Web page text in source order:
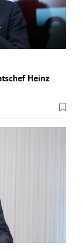
Heinz